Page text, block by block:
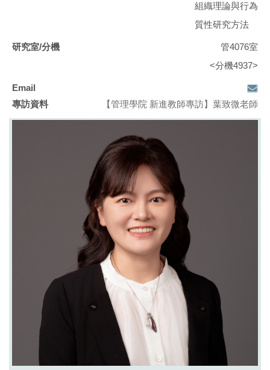
組織理論與行為
質性研究方法
管4076室
<分機4937>
【管理學院 新進教師專訪】 葉致微老師